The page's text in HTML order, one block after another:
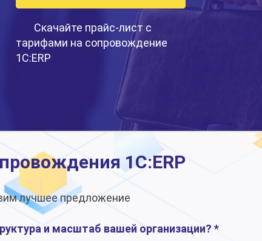
Скачайте прайс-лист с
тарифами на сопровождение
1С:ERP
1С:ERP
лучшее предложение
и масштаб вашей организации? *